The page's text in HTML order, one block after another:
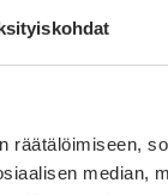
median,